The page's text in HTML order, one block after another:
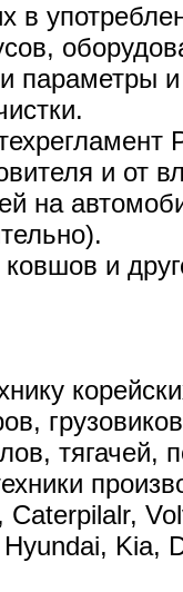
параметры
и от
на
и
тягачей,
Hyundai, Kia,